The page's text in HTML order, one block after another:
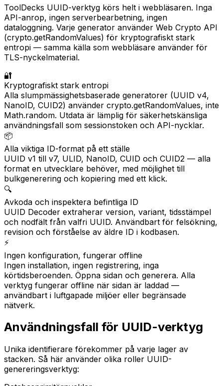
ToolDecks UUID-verktyg körs helt i webbläsaren. Inga
API-anrop, ingen serverbearbetning, ingen
dataloggning. Varje generator använder Web Crypto API
(crypto.getRandomValues) för kryptografiskt stark
entropi — samma källa som webbläsare använder för
TLS-nyckelmaterial.
🔐
Kryptografiskt stark entropi
Alla slumpmässighetsbaserade generatorer (UUID v4,
NanoID, CUID2) använder crypto.getRandomValues, inte
Math.random. Utdata är lämplig för säkerhetskänsliga
användningsfall som sessionstoken och API-nycklar.
📦
Alla viktiga ID-format på ett ställe
UUID v1 till v7, ULID, NanoID, CUID och CUID2 — alla
format en utvecklare behöver, med möjlighet till
bulkgenerering och kopiering med ett klick.
🔍
Avkoda och inspektera befintliga ID
UUID Decoder extraherar version, variant, tidsstämpel
och nodfält från valfri UUID. Användbart för felsökning,
revision och förståelse av äldre ID i kodbasen.
⚡
Ingen konfiguration, fungerar offline
Ingen installation, ingen registrering, inga
körtidsberoenden. Öppna sidan och generera. Alla
verktyg fungerar offline när sidan är laddad —
användbart i luftgapade miljöer eller begränsade
nätverk.
Användningsfall för UUID-verktyg
Unika identifierare förekommer på varje lager av
stacken. Så här använder olika roller UUID-
genereringsverktyg: